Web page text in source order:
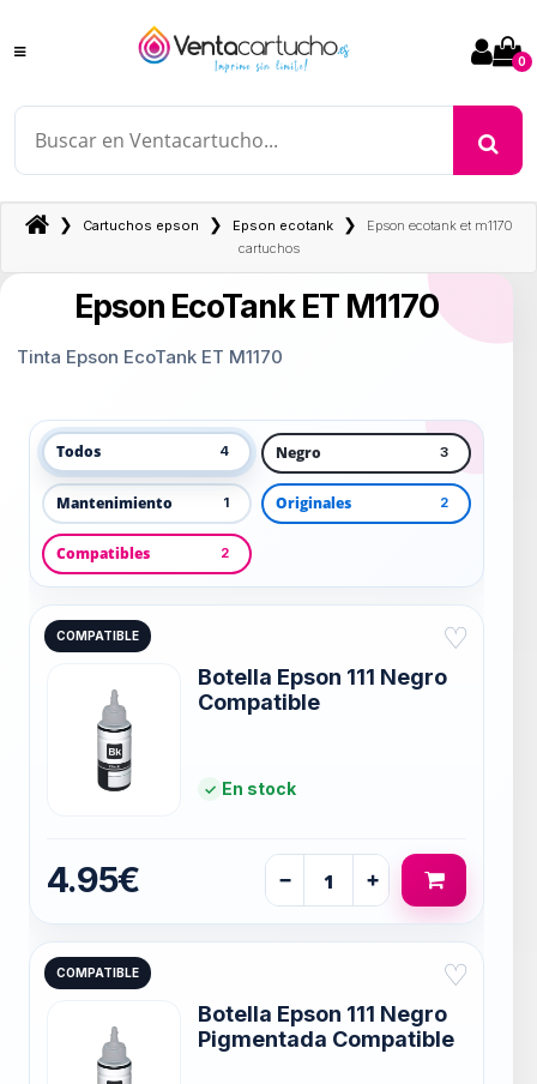
0
❯ Cartuchos epson ❯ Epson ecotank ❯
Epson ecotank et m1170
cartuchos
Epson EcoTank ET M1170
Tinta Epson EcoTank ET M1170
Todos 4 Negro 3
Mantenimiento 1 Originales 2
Compatibles 2
COMPATIBLE ♡
Botella Epson 111 Negro
Compatible
En stock
4.95€ − +
COMPATIBLE ♡
Botella Epson 111 Negro
Pigmentada Compatible